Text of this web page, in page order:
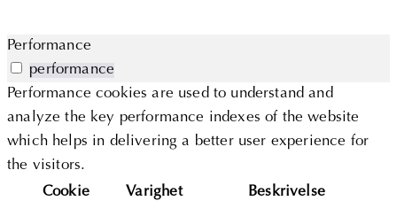
Performance
performance
Performance cookies are used to understand and
analyze the key performance indexes of the website
which helps in delivering a better user experience for
the visitors.
Cookie
Varighet Beskrivelse